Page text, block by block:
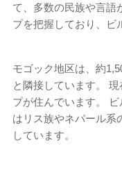
て、多数の民族や言語
プを把握しており、ビ
モゴック地区は、約
と隣接しています。
プが住んでいます。
はリス族やネパール系
しています。